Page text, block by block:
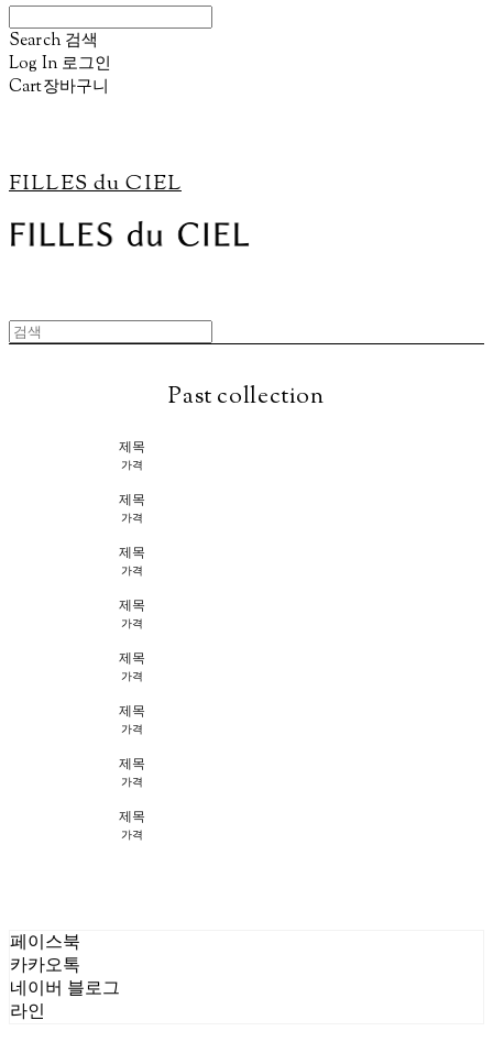
Search 검색
Log In 로그인
Cart장바구니
FILLES du CIEL
Past collection
제목
가격
제목
가격
제목
가격
제목
가격
제목
가격
제목
가격
제목
가격
제목
가격
페이스북
카카오톡
네이버 블로그
라인